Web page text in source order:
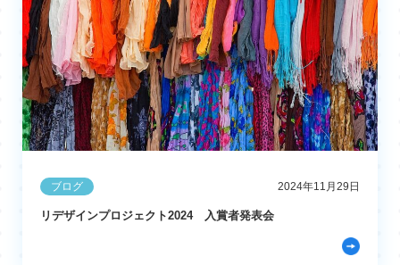
ブログ 2024年11月29日
リデザインプロジェクト2024 入賞者発表会